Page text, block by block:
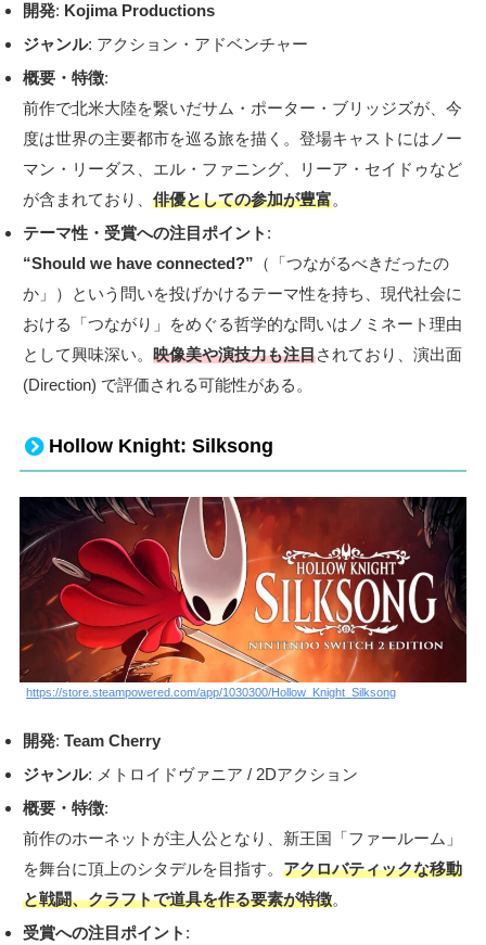
開発: Kojima Productions
ジャンル: アクション・アドベンチャー
概要・特徴:
前作で北米大陸を繋いだサム・ポーター・ブリッジズが、今
度は世界の主要都市を巡る旅を描く。登場キャストにはノー
マン・リーダス、エル・ファニング、リーア・セイドゥなど
が含まれており、 俳優としての参加が豊富。
テーマ性・受賞への注目ポイント :
“Should we have connected?” （「つながるべきだったの
か」）という問いを投げかけるテーマ性を持ち、現代社会に
おける「つながり」をめぐる哲学的な問いはノミネート理由
として興味深い。 映像美や演技力も注目されており、演出面
(Direction) で評価される可能性がある。
Hollow Knight: Silksong
https://store.steampowered.com/app/1030300/Hollow_Knight_Silksong
開発: Team Cherry
ジャンル: メトロイドヴァニア / 2Dアクション
概要・特徴:
前作のホーネットが主人公となり、新王国「ファールーム」
を舞台に頂上のシタデルを目指す。 アクロバティックな移動
と戦闘、クラフトで道具を作る要素が特徴。
受賞への注目ポイント :